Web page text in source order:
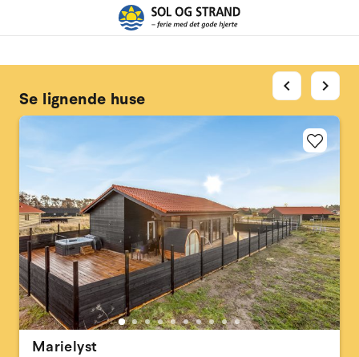
Se lignende huse
Marielyst
chevron_left chevron_right